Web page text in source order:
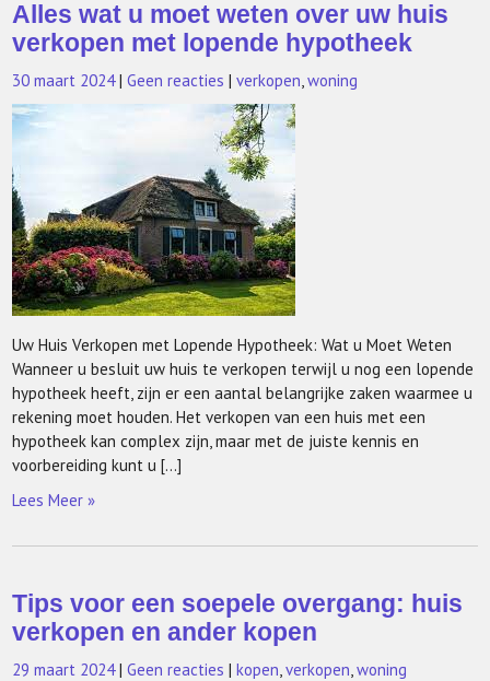
Alles wat u moet weten over uw huis
verkopen met lopende hypotheek
30 maart 2024 |Geen reacties |verkopen,woning
Uw Huis Verkopen met Lopende Hypotheek: Wat u Moet Weten
Wanneer u besluit uw huis te verkopen terwijl u nog een lopende
hypotheek heeft, zijn er een aantal belangrijke zaken waarmee u
rekening moet houden. Het verkopen van een huis met een
hypotheek kan complex zijn, maar met de juiste kennis en
voorbereiding kunt u […]
Lees Meer »
Tips voor een soepele overgang: huis
verkopen en ander kopen
29 maart 2024 |Geen reacties |kopen,verkopen,woning